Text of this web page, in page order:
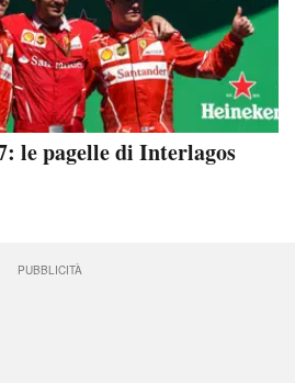
le pagelle di Interlagos
PUBBLICITÀ